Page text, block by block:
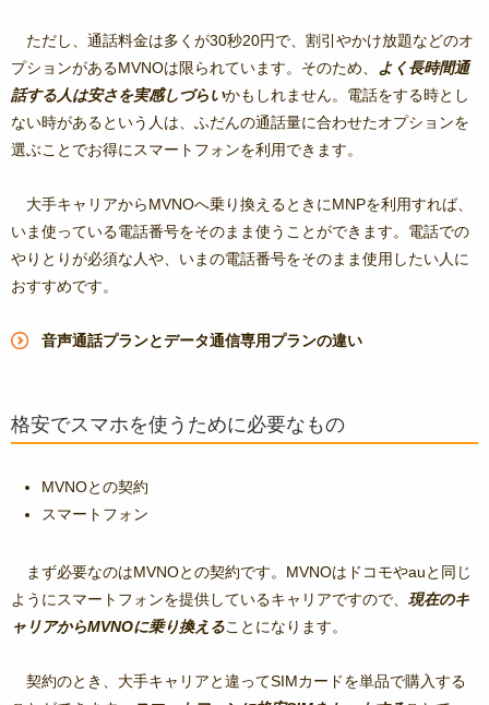
ただし、通話料金は多くが30秒20円で、割引やかけ放題などのオ
プションがあるMVNOは限られています。そのため、
よく長時間通
話する人は安さを実感しづらいかもしれません。電話をする時とし
ない時があるという人は、ふだんの通話量に合わせたオプションを
選ぶことでお得にスマートフォンを利用できます。
大手キャリアからMVNOへ乗り換えるときにMNPを利用すれば、
いま使っている電話番号をそのまま使うことができます。電話での
やりとりが必須な人や、いまの電話番号をそのまま使用したい人に
おすすめです。
音声通話プランとデータ通信専用プランの違い
格安でスマホを使うために必要なもの
MVNOとの契約
スマートフォン
まず必要なのはMVNOとの契約です。MVNOはドコモやauと同じ
ようにスマートフォンを提供しているキャリアですので、 現在のキ
ャリアからMVNOに乗り換えることになります。
契約のとき、大手キャリアと違ってSIMカードを単品で購入する